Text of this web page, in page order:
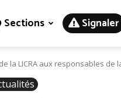
Sections Signaler
la LICRA aux responsables de la